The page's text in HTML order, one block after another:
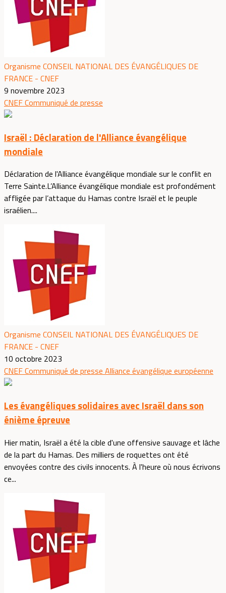
Organisme CONSEIL NATIONAL DES ÉVANGÉLIQUES DE
FRANCE - CNEF
9 novembre 2023
CNEFCommuniqué de presse
Israël : Déclaration de l'Alliance évangélique
mondiale
Déclaration de l'Alliance évangélique mondiale sur le conflit en
Terre Sainte.L’Alliance évangélique mondiale est profondément
affligée par l’attaque du Hamas contre Israël et le peuple
israélien....
Organisme CONSEIL NATIONAL DES ÉVANGÉLIQUES DE
FRANCE - CNEF
10 octobre 2023
CNEFCommuniqué de presse Alliance évangélique européenne
Les évangéliques solidaires avec Israël dans son
énième épreuve
Hier matin, Israël a été la cible d'une offensive sauvage et lâche
de la part du Hamas. Des milliers de roquettes ont été
envoyées contre des civils innocents. À l'heure où nous écrivons
ce...